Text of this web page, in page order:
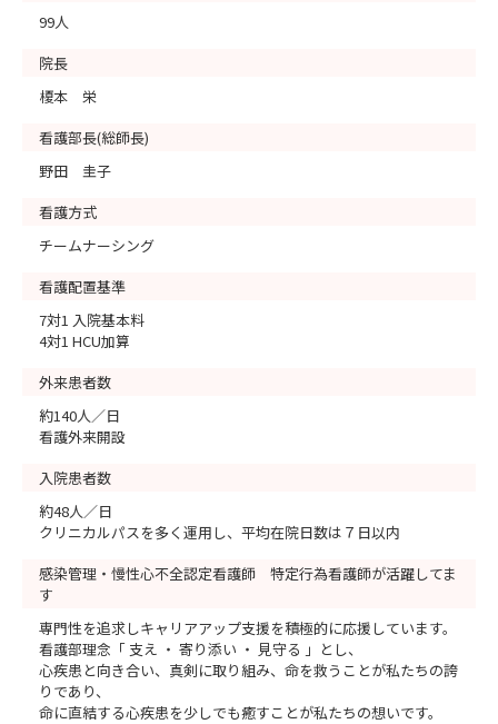
99人
院長
榎本 栄
看護部長(総師長)
野田 圭子
看護方式
チームナーシング
看護配置基準
7対1 入院基本料
4対1 HCU加算
外来患者数
約140人／日
看護外来開設
入院患者数
約48人／日
クリニカルパスを多く運用し、平均在院日数は７日以内
感染管理・慢性心不全認定看護師 特定行為看護師が活躍してま
す
専門性を追求しキャリアアップ支援を積極的に応援しています。
看護部理念「 支え ・ 寄り添い ・ 見守る 」とし、
心疾患と向き合い、真剣に取り組み、命を救うことが私たちの誇
りであり、
命に直結する心疾患を少しでも癒すことが私たちの想いです。